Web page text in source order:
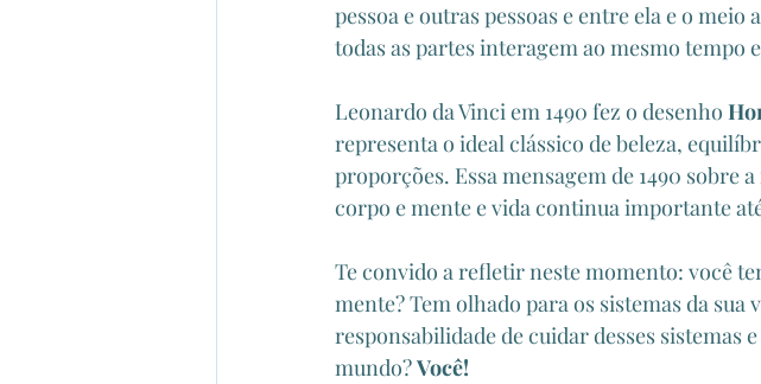
pessoa e outras pessoas e entre ela e o
todas as partes interagem ao mesmo tempo
Leonardo da Vinci em 1490 fez o desenho
representa o ideal clássico de beleza,
proporções. Essa mensagem de 1490
corpo e mente e vida continua importante
Te convido a refletir neste momento: você
mente? Tem olhado para os sistemas da sua
responsabilidade de cuidar desses sistemas
mundo? Você!